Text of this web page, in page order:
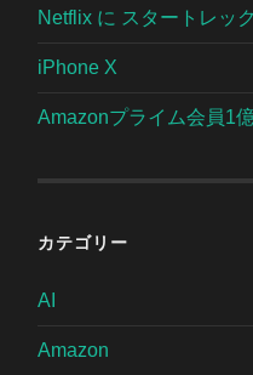
Netflix に スタートレッ
iPhone X
Amazonプライム会員1
カテゴリー
AI
Amazon